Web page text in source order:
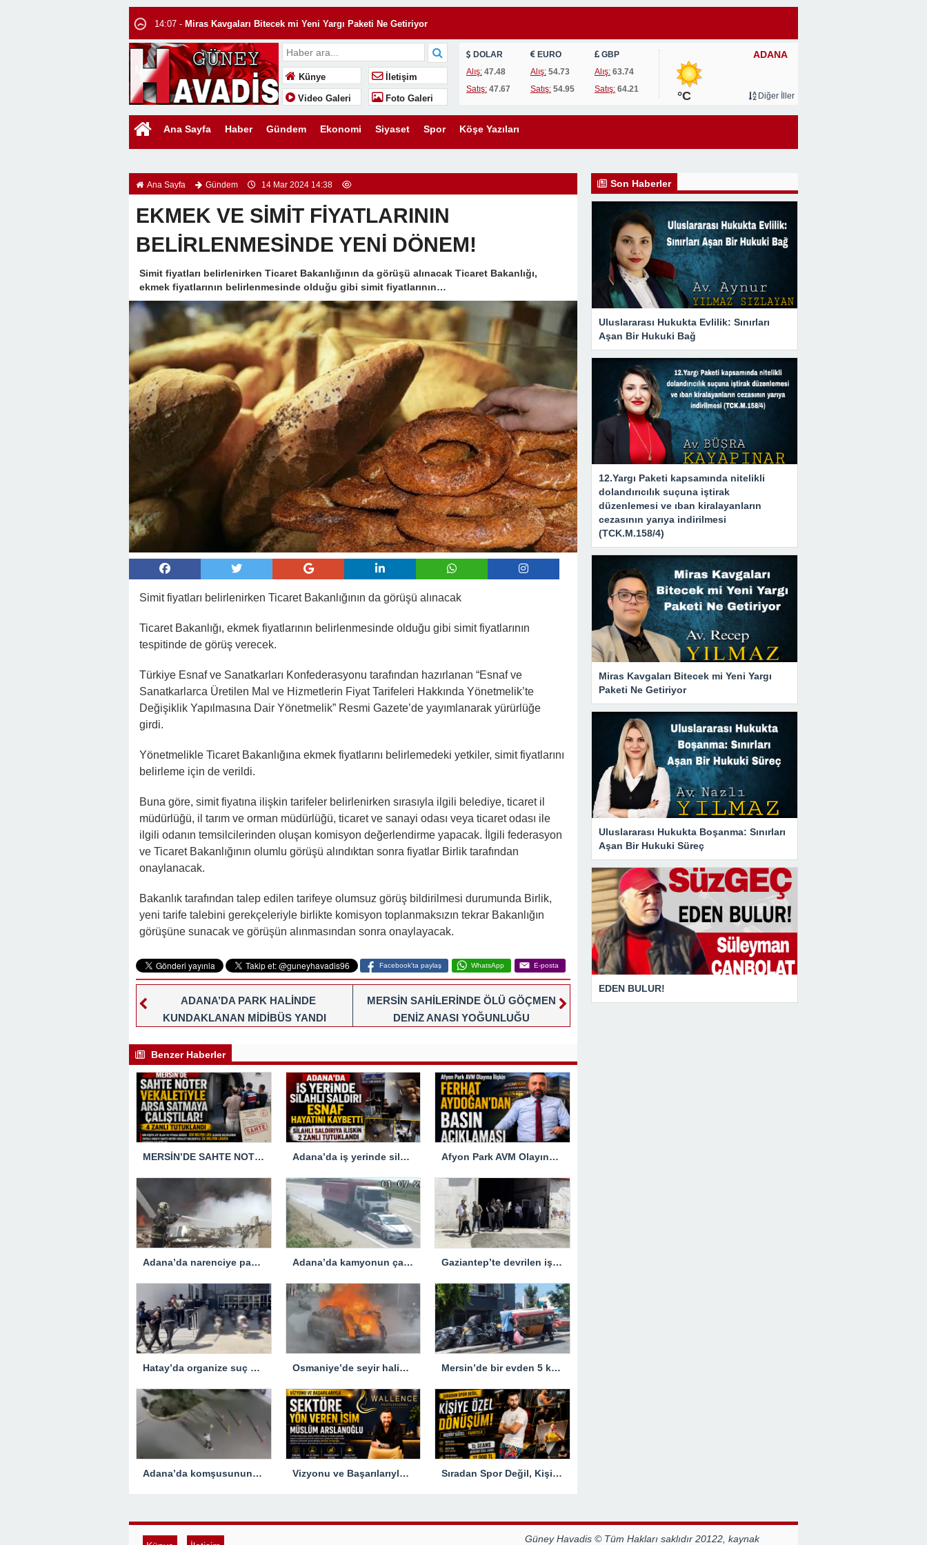
14:07 - Miras Kavgaları Bitecek mi Yeni Yargı Paketi Ne Getiriyor
14:05 -Uluslararası Hukukta Boşanma: Sınırları Aşan Bir Hukuki Süreç
13:58 -EDEN BULUR!
13:55 - Bir Şehrin Hafızasına Düşülen Vefa Nişanesi
13:44 -Sıcak Bir Güneşten Çok Daha Fazlası: Çukurova’da Zafer
13:40 - Kitap Okuyan Çocuklar mı Başarılı Olur, Yoksa Kitap Okunan Çocuklar mı?
13:32 -KIYILAR HALKINDIR, GİRİŞ ÜCRETİ HUKUKA AYKIRIDIR!
14:11 -Uluslararası Hukukta Evlilik: Sınırları Aşan Bir Hukuki Bağ
Künye İletişim
Video Galeri Foto Galeri
DOLAR
Alış: 47.48
Satış: 47.67
EURO
Alış:54.73
Satış:54.95
GBP
Alış:63.74
Satış:64.21
ADANA
°C Diğer İller
Ana Sayfa Haber Gündem Ekonomi Siyaset Spor Köşe Yazıları
Ana Sayfa Gündem 14 Mar 2024 14:38
EKMEK VE SİMİT FİYATLARININ
BELİRLENMESİNDE YENİ DÖNEM!
Simit fiyatları belirlenirken Ticaret Bakanlığının da görüşü alınacak Ticaret Bakanlığı,
ekmek fiyatlarının belirlenmesinde olduğu gibi simit fiyatlarının…
Simit fiyatları belirlenirken Ticaret Bakanlığının da görüşü alınacak
Ticaret Bakanlığı, ekmek fiyatlarının belirlenmesinde olduğu gibi simit fiyatlarının
tespitinde de görüş verecek.
Türkiye Esnaf ve Sanatkarları Konfederasyonu tarafından hazırlanan “Esnaf ve
Sanatkarlarca Üretilen Mal ve Hizmetlerin Fiyat Tarifeleri Hakkında Yönetmelik’te
Değişiklik Yapılmasına Dair Yönetmelik” Resmi Gazete’de yayımlanarak yürürlüğe
girdi.
Yönetmelikle Ticaret Bakanlığına ekmek fiyatlarını belirlemedeki yetkiler, simit fiyatlarını
belirleme için de verildi.
Buna göre, simit fiyatına ilişkin tarifeler belirlenirken sırasıyla ilgili belediye, ticaret il
müdürlüğü, il tarım ve orman müdürlüğü, ticaret ve sanayi odası veya ticaret odası ile
ilgili odanın temsilcilerinden oluşan komisyon değerlendirme yapacak. İlgili federasyon
ve Ticaret Bakanlığının olumlu görüşü alındıktan sonra fiyatlar Birlik tarafından
onaylanacak.
Bakanlık tarafından talep edilen tarifeye olumsuz görüş bildirilmesi durumunda Birlik,
yeni tarife talebini gerekçeleriyle birlikte komisyon toplanmaksızın tekrar Bakanlığın
görüşüne sunacak ve görüşün alınmasından sonra onaylayacak.
Facebook'ta paylaş WhatsApp E-posta
ADANA’DA PARK HALİNDE
KUNDAKLANAN MİDİBÜS YANDI
MERSİN SAHİLERİNDE ÖLÜ GÖÇMEN
DENİZ ANASI YOĞUNLUĞU
Benzer Haberler
MERSİN’DE SAHTE NOTER VEKALETİULE ARSA SATMAYA ÇALIŞTIRLAR Adana’da iş yerinde silahlı saldırıya uğrayan esnaf hayatını kaybetti Afyon Park AVM Olayına İlişkin Ferhat Aydoğan’dan Basın Açıklaması
Adana’da narenciye paketleme fabrikasında çıkan yangın kontrol altına alındı Adana’da kamyonun çarptığı jandarma trafik aracındaki bir personel yaralandı Gaziantep’te devrilen iş makinesinin altında kalan kişi hayatını kaybetti
Hatay’da organize suç örgütüne yönelik operasyon… 5 zanlı tutuklandı Osmaniye’de seyir halindeyken yanan otomobil kullanılamaz hale geldi Mersin’de bir evden 5 kamyon çöp çıkarıldı
Adana’da komşusunun evine tabancayla ateş açan zanlı tutuklandı Vizyonu ve Başarılarıyla Sektöre Yön Veren İsim: Müslüm Arslanoğlu Sıradan Spor Değil, Kişiye Özel Dönüşüm! Murat Güzel Farkıyla
Son Haberler
Uluslararası Hukukta Evlilik: Sınırları
Aşan Bir Hukuki Bağ
12.Yargı Paketi kapsamında nitelikli
dolandırıcılık suçuna iştirak
düzenlemesi ve ıban kiralayanların
cezasının yarıya indirilmesi
(TCK.M.158/4)
Miras Kavgaları Bitecek mi Yeni Yargı
Paketi Ne Getiriyor
Uluslararası Hukukta Boşanma: Sınırları
Aşan Bir Hukuki Süreç
EDEN BULUR!
Güney Havadis © Tüm Hakları saklıdır 20122, kaynak